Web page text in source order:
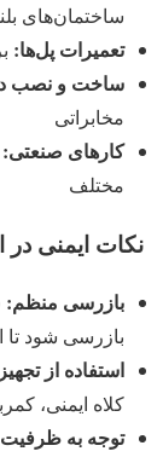
ساختمان‌های
تعمیرات پل‌ها:
ساخت و نصب
مخابراتی
کارهای صنعتی:
مختلف
نکات ایمنی
بازرسی منظم:
بازرسی شود
استفاده از
کلاه ایمنی،
توجه به ظرفیت